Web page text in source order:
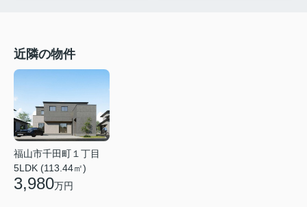
近隣の物件
福山市千田町１丁目
5LDK (113.44㎡)
3,980万円